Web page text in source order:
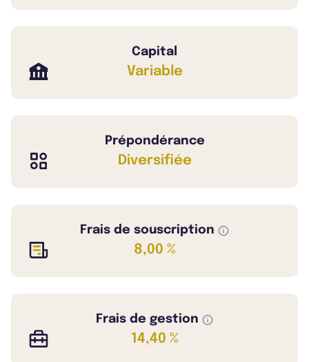
Capital
Variable
Prépondérance
Diversifiée
Frais de souscription
8,00 %
Frais de gestion
14,40 %